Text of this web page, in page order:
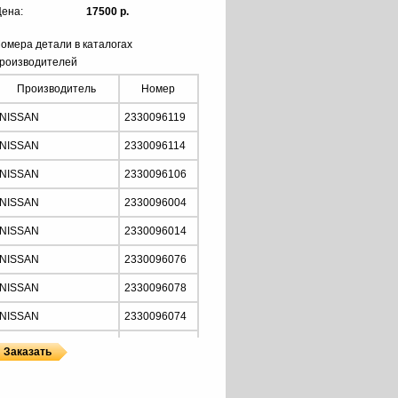
17500 р.
детали в каталогах
Производитель Номер
NISSAN 2330096119
NISSAN 2330096114
NISSAN 2330096106
NISSAN 2330096004
NISSAN 2330096014
NISSAN 2330096076
NISSAN 2330096078
NISSAN 2330096074